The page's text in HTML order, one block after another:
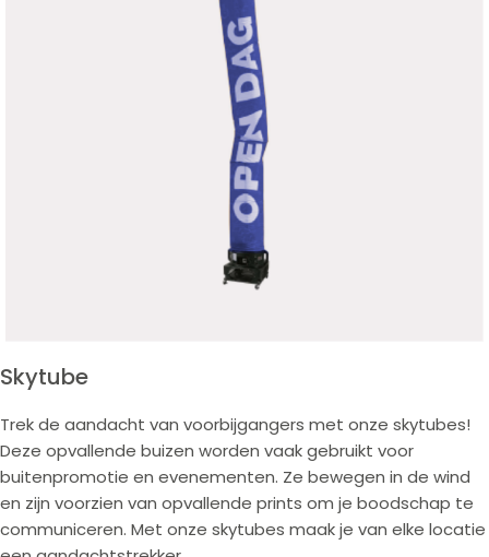
Skytube
Trek de aandacht van voorbijgangers met onze skytubes!
Deze opvallende buizen worden vaak gebruikt voor
buitenpromotie en evenementen. Ze bewegen in de wind
en zijn voorzien van opvallende prints om je boodschap te
communiceren. Met onze skytubes maak je van elke locatie